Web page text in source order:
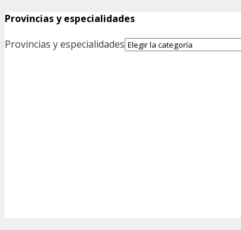
Provincias y especialidades
Provincias y especialidades